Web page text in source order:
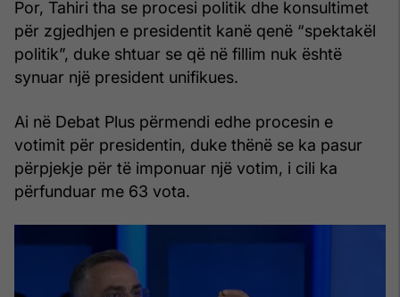
Por, Tahiri tha se procesi politik dhe konsultimet
për zgjedhjen e presidentit kanë qenë “spektakël
politik”, duke shtuar se që në fillim nuk është
synuar një president unifikues.
Ai në Debat Plus përmendi edhe procesin e
votimit për presidentin, duke thënë se ka pasur
përpjekje për të imponuar një votim, i cili ka
përfunduar me 63 vota.